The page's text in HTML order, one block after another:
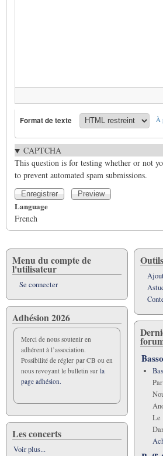
À
Format de texte
CAPTCHA
This question is for testing whether or not
to prevent automated spam submissions.
Language
French
Menu du compte de
l'utilisateur
Se connecter
Adhésion 2026
Merci de nous soutenir en
adhérent à l’association.
Possibilité de régler par CB ou en
nous revoyant le bulletin sur la
page adhésion.
Les concerts
Voir plus...
Outils
Par
Le